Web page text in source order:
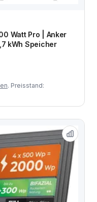
Watt Pro | Anker
kWh Speicher
. Preisstand: